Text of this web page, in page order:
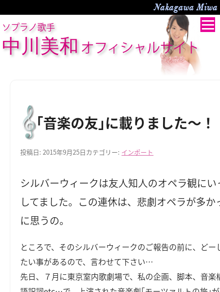
Nakagawa
ソプラノ歌手
中川美和 オフィシャルサイト
｢音楽の友｣に載りました～！
投稿日:2015年9月25日カテゴリー: インポート
シルバーウィークは友人知人のオペラ観にい
してました。この連休は、悲劇オペラが多か
に思うの。
ところで、そのシルバーウィークのご報告の前に、どー
たい事があるので、言わせて下さい…
先日、７月に東京室内歌劇場で、私の企画、脚本、音楽